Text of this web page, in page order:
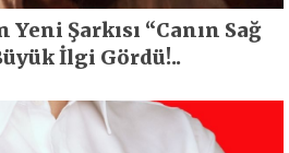
Şarkısı “Canın Sağ
İlgi Gördü!..